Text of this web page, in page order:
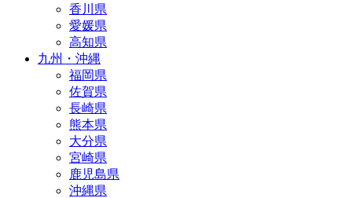
香川県
愛媛県
高知県
九州・沖縄
福岡県
佐賀県
長崎県
熊本県
大分県
宮崎県
鹿児島県
沖縄県